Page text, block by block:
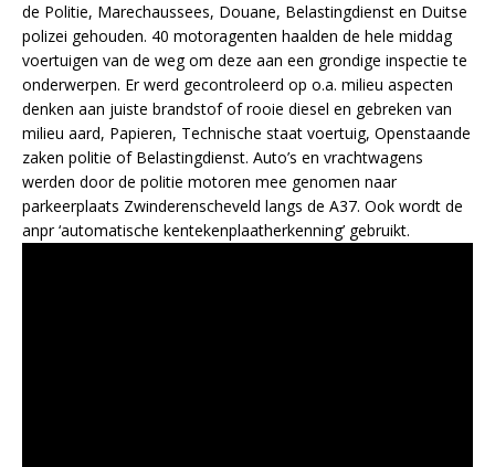
de Politie, Marechaussees, Douane, Belastingdienst en Duitse
polizei gehouden. 40 motoragenten haalden de hele middag
voertuigen van de weg om deze aan een grondige inspectie te
onderwerpen. Er werd gecontroleerd op o.a. milieu aspecten
denken aan juiste brandstof of rooie diesel en gebreken van
milieu aard, Papieren, Technische staat voertuig, Openstaande
zaken politie of Belastingdienst. Auto’s en vrachtwagens
werden door de politie motoren mee genomen naar
parkeerplaats Zwinderenscheveld langs de A37. Ook wordt de
anpr ‘automatische kentekenplaatherkenning’ gebruikt.